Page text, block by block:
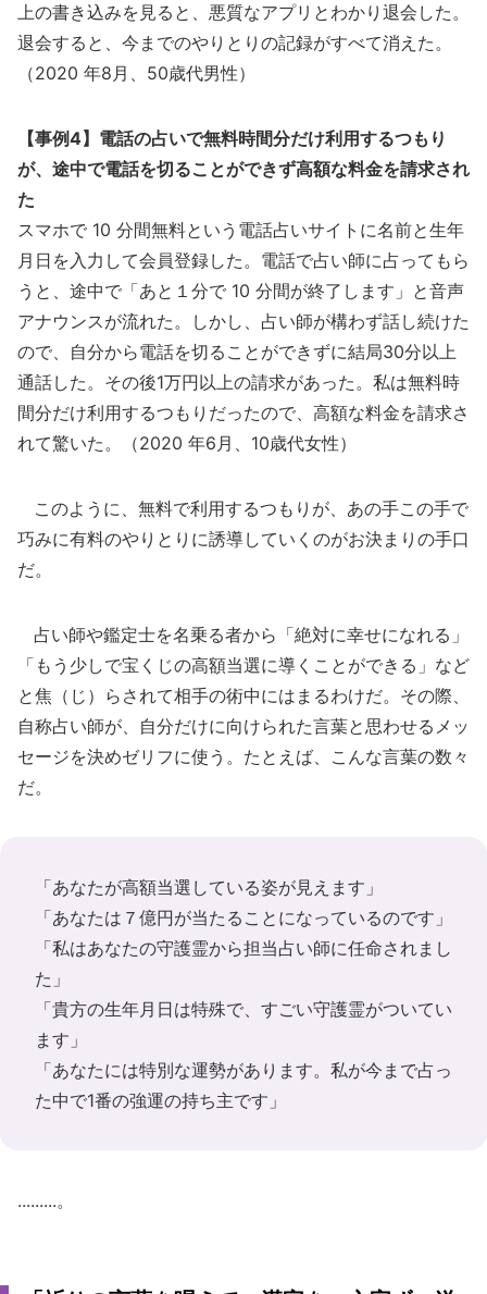
上の書き込みを見ると、悪質なアプリとわかり退会した。
退会すると、今までのやりとりの記録がすべて消えた。
（2020 年8月、50歳代男性）
【事例4】電話の占いで無料時間分だけ利用するつもり
が、途中で電話を切ることができず高額な料金を請求され
た
スマホで 10 分間無料という電話占いサイトに名前と生年
月日を入力して会員登録した。電話で占い師に占ってもら
うと、途中で「あと１分で 10 分間が終了します」と音声
アナウンスが流れた。しかし、占い師が構わず話し続けた
ので、自分から電話を切ることができずに結局30分以上
通話した。その後1万円以上の請求があった。私は無料時
間分だけ利用するつもりだったので、高額な料金を請求さ
れて驚いた。（2020 年6月、10歳代女性）
このように、無料で利用するつもりが、あの手この手で
巧みに有料のやりとりに誘導していくのがお決まりの手口
だ。
占い師や鑑定士を名乗る者から「絶対に幸せになれる」
「もう少しで宝くじの高額当選に導くことができる」など
と焦（じ）らされて相手の術中にはまるわけだ。その際、
自称占い師が、自分だけに向けられた言葉と思わせるメッ
セージを決めゼリフに使う。たとえば、こんな言葉の数々
だ。
「あなたが高額当選している姿が見えます」
「あなたは７億円が当たることになっているのです」
「私はあなたの守護霊から担当占い師に任命されまし
た」
「貴方の生年月日は特殊で、すごい守護霊がついてい
ます」
「あなたには特別な運勢があります。私が今まで占っ
た中で1番の強運の持ち主です」
.........。